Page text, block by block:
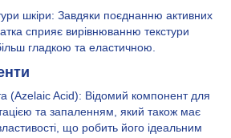
шкіри: Завдяки поєднанню активних
сприяє вирівнюванню текстури
гладкою та еластичною.
(Azelaic Acid): Відомий компонент для
та запаленням, який також має
що робить його ідеальним